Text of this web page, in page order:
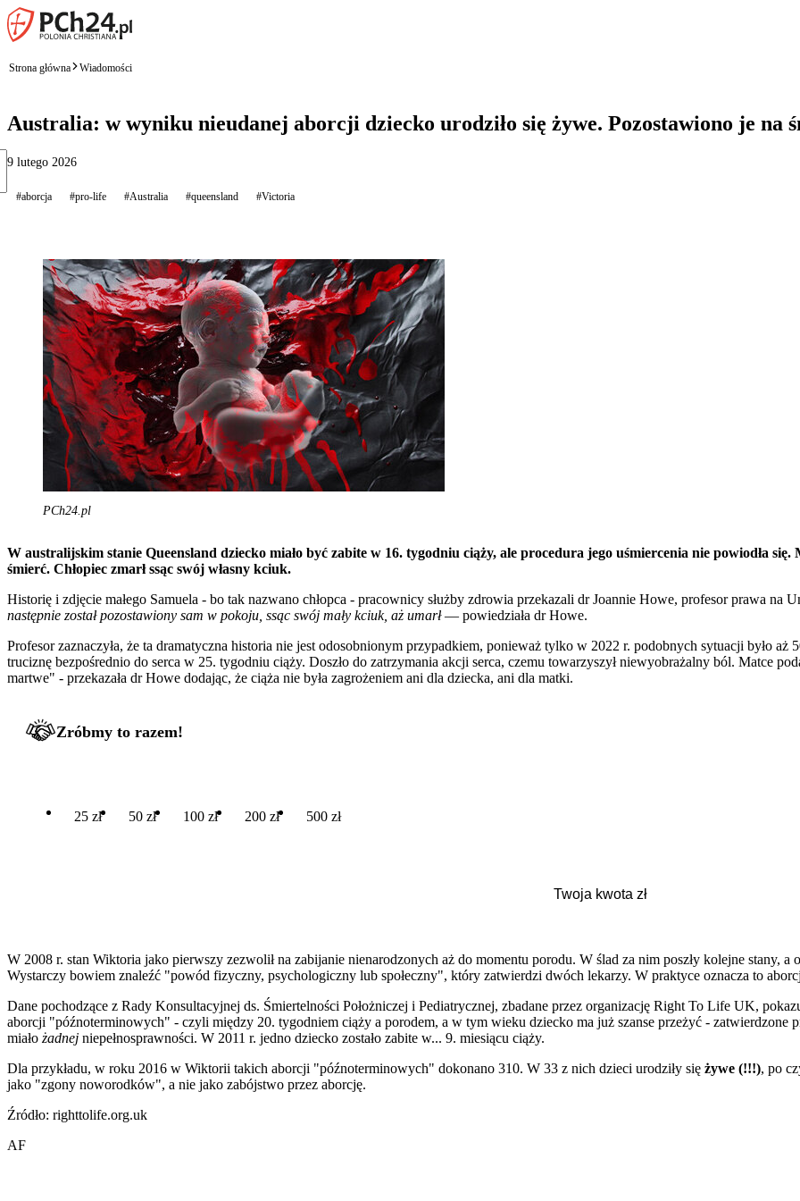
Strona główna Wiadomości
Australia: w wyniku nieudanej aborcji dziecko urodziło się żywe. Pozostawiono je na
9 lutego 2026
#aborcja #pro-life #Australia #queensland #Victoria
PCh24.pl
W australijskim stanie Queensland dziecko miało być zabite w 16. tygodniu ciąży, ale procedura jego uśmiercenia nie powiodła
śmierć. Chłopiec zmarł ssąc swój własny kciuk.
Historię i zdjęcie małego Samuela - bo tak nazwano chłopca - pracownicy służby zdrowia przekazali dr Joannie Howe, profesor prawa na
następnie został pozostawiony sam w pokoju, ssąc swój mały kciuk, aż umarł— powiedziała dr Howe.
Profesor zaznaczyła, że ta dramatyczna historia nie jest odosobnionym przypadkiem, ponieważ tylko w 2022 r. podobnych sytuacji było
truciznę bezpośrednio do serca w 25. tygodniu ciąży. Doszło do zatrzymania akcji serca, czemu towarzyszył niewyobrażalny ból. Matce
martwe" - przekazała dr Howe dodając, że ciąża nie była zagrożeniem ani dla dziecka, ani dla matki.
Zróbmy to razem!
25 zł 50 zł 100 zł 200 zł 500 zł
W 2008 r. stan Wiktoria jako pierwszy zezwolił na zabijanie nienarodzonych aż do momentu porodu. W ślad za nim poszły kolejne stany,
Wystarczy bowiem znaleźć "powód fizyczny, psychologiczny lub społeczny", który zatwierdzi dwóch lekarzy. W praktyce oznacza to
Dane pochodzące z Rady Konsultacyjnej ds. Śmiertelności Położniczej i Pediatrycznej, zbadane przez organizację Right To Life UK,
aborcji "późnoterminowych" - czyli między 20. tygodniem ciąży a porodem, a w tym wieku dziecko ma już szanse przeżyć - zatwierdzone
miało żadnej niepełnosprawności. W 2011 r. jedno dziecko zostało zabite w... 9. miesiącu ciąży.
Dla przykładu, w roku 2016 w Wiktorii takich aborcji "późnoterminowych" dokonano 310. W 33 z nich dzieci urodziły się żywe (!!!), po
jako "zgony noworodków", a nie jako zabójstwo przez aborcję.
Źródło: righttolife.org.uk
AF